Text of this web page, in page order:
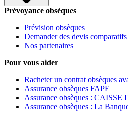
Prévoyance obsèques
Prévision obsèques
Demander des devis comparatifs
Nos partenaires
Pour vous aider
Racheter un contrat obsèques
Assurance obsèques FAPE
Assurance obsèques : CAISSE
Assurance obsèques : La